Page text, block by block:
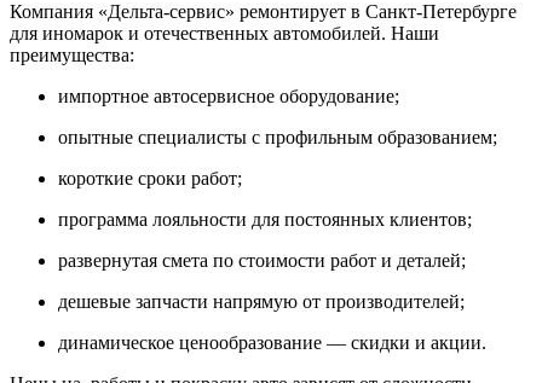
Компания «Дельта-сервис» ремонтирует в Санкт-Петербурге
для иномарок и отечественных автомобилей. Наши
преимущества:
импортное автосервисное оборудование;
опытные специалисты с профильным образованием;
короткие сроки работ;
программа лояльности для постоянных клиентов;
развернутая смета по стоимости работ и деталей;
дешевые запчасти напрямую от производителей;
динамическое ценообразование — скидки и акции.